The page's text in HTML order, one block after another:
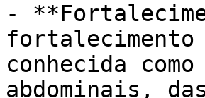
-
conhecida
abdominais,